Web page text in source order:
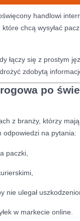
handlowi
chcą wysyłać
łączy się z prostym
zdobytą
po
z branży, którzy
odpowiedzi na pytania:
paczki,
nie ulegał
w markecie online.